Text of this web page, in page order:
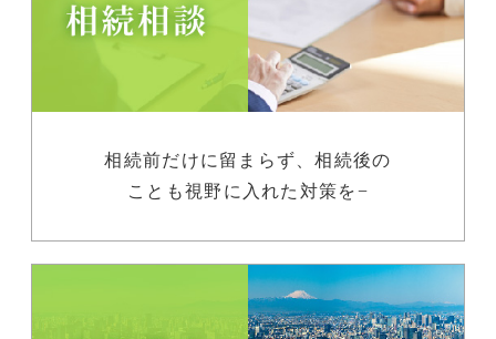
相続前だけに留まらず、相続後の
ことも視野に入れた対策を−